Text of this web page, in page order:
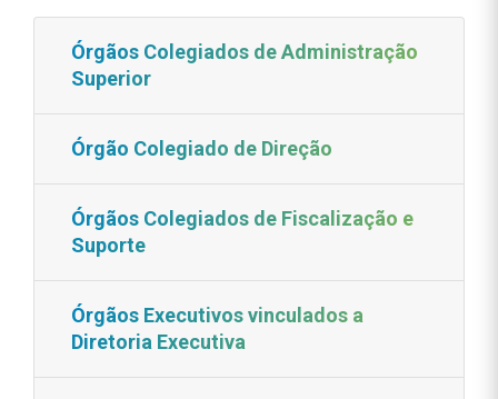
Órgãos Colegiados de Administração
Superior
Órgão Colegiado de Direção
Órgãos Colegiados de Fiscalização e
Suporte
Órgãos Executivos vinculados a
Diretoria Executiva